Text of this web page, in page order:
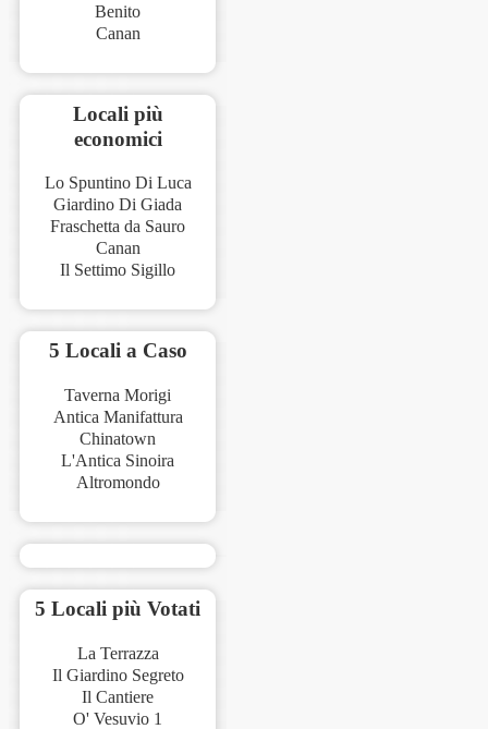
Benito
Canan
Locali più
economici
Lo Spuntino Di Luca
Giardino Di Giada
Fraschetta da Sauro
Canan
Il Settimo Sigillo
5 Locali a Caso
Taverna Morigi
Antica Manifattura
Chinatown
L'Antica Sinoira
Altromondo
5 Locali più Votati
La Terrazza
Il Giardino Segreto
Il Cantiere
O' Vesuvio 1